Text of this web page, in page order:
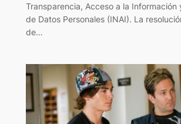
Transparencia, Acceso a la Información
de Datos Personales (INAI). La
de…